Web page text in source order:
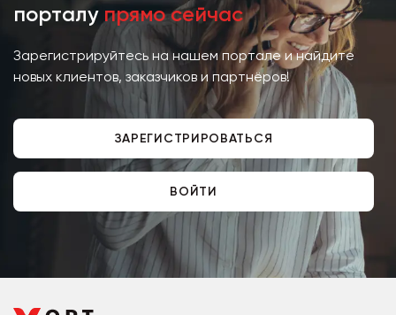
порталу прямо сейчас
Зарегистрируйтесь на нашем портале и найдите
новых клиентов, заказчиков и партнёров!
ЗАРЕГИСТРИРОВАТЬСЯ
ВОЙТИ